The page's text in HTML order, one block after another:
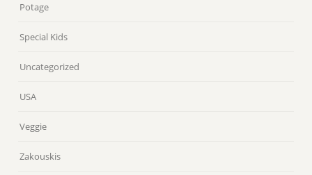
Potage
Special Kids
Uncategorized
USA
Veggie
Zakouskis